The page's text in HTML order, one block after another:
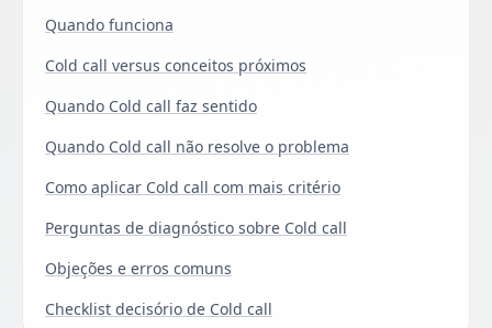
Quando funciona
Cold call versus conceitos próximos
Quando Cold call faz sentido
Quando Cold call não resolve o problema
Como aplicar Cold call com mais critério
Perguntas de diagnóstico sobre Cold call
Objeções e erros comuns
Checklist decisório de Cold call